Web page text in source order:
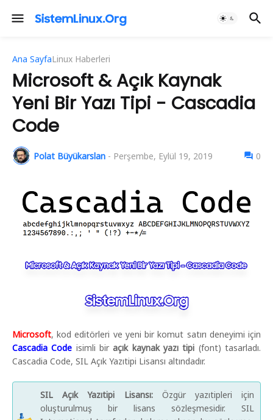
Ana SayfaLinux Haberleri
Microsoft & Açık Kaynak
Yeni Bir Yazı Tipi - Cascadia
Code
Polat Büyükarslan - Perşembe, Eylül 19, 2019 0
Microsoft, kod editörleri ve yeni bir komut satırı deneyimi için
Cascadia Code isimli biraçık kaynak yazı tipi (font) tasarladı.
Cascadia Code, SIL Açık Yazıtipi Lisansı altındadır.
SIL Açık Yazıtipi Lisansı:Özgür yazıtipleri için
oluşturulmuş bir lisans sözleşmesidir. SIL